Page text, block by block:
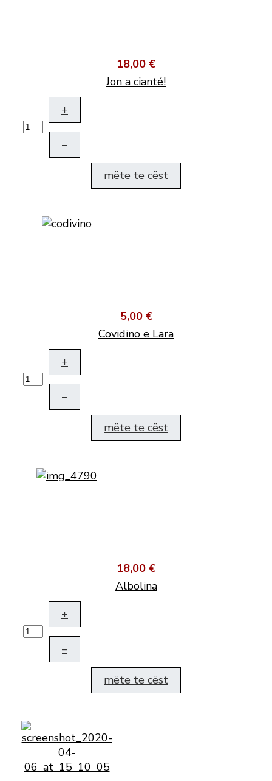
18,00 €
Jon a cianté!
+
–
mëte te cëst
5,00 €
Covidino e Lara
+
–
mëte te cëst
18,00 €
Albolina
+
–
mëte te cëst